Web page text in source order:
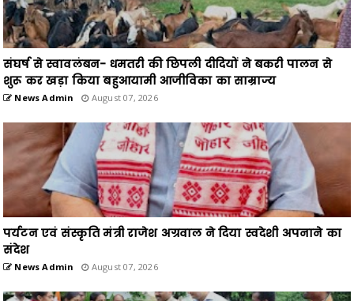
संघर्ष से स्वावलंबन- धमतरी की छिपली दीदियों ने बकरी पालन से
शुरू कर खड़ा किया बहुआयामी आजीविका का साम्राज्य
News Admin August 07, 2026
पर्यटन एवं संस्कृति मंत्री राजेश अग्रवाल ने दिया स्वदेशी अपनाने का
संदेश
News Admin August 07, 2026